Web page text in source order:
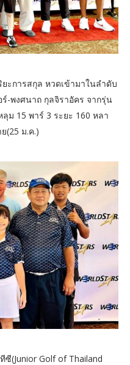
ะการสกุล หวดเข้ามาในลำดับ
-พงศนาถ กุลจิราอัคร จากรุ่น
ม 15 พาร์ 3 ระยะ 160 หลา
(25 ม.ค.)
(Junior Golf of Thailand